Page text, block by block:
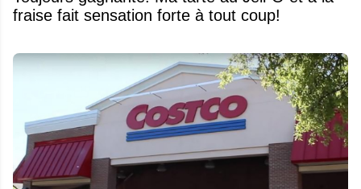
fraise fait sensation forte à tout coup!